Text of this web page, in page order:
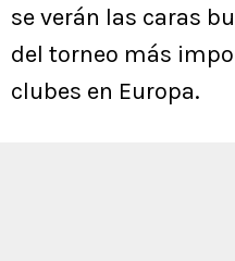
se verán las caras
del torneo más
clubes en Europa.